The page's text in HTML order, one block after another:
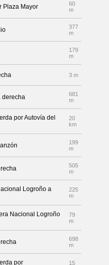
Plaza Mayor
60
m
377
m
179
m
3 m
derecha
681
m
por Autovía del
20
km
199
m
505
m
Logroño a
225
m
Nacional Logroño
79
m
698
m
por
15